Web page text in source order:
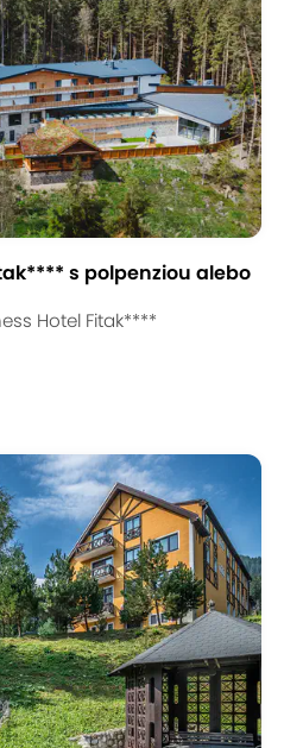
s polpenziou alebo
Hotel Fitak****